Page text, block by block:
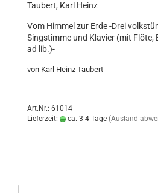
Taubert, Karl Heinz
Vom Himmel zur Erde -Drei
Singstimme und Klavier (mit Flöte,
ad lib.)-
von Karl Heinz Taubert
Art.Nr.: 61014
Lieferzeit:
ca. 3-4 Tage (Ausland